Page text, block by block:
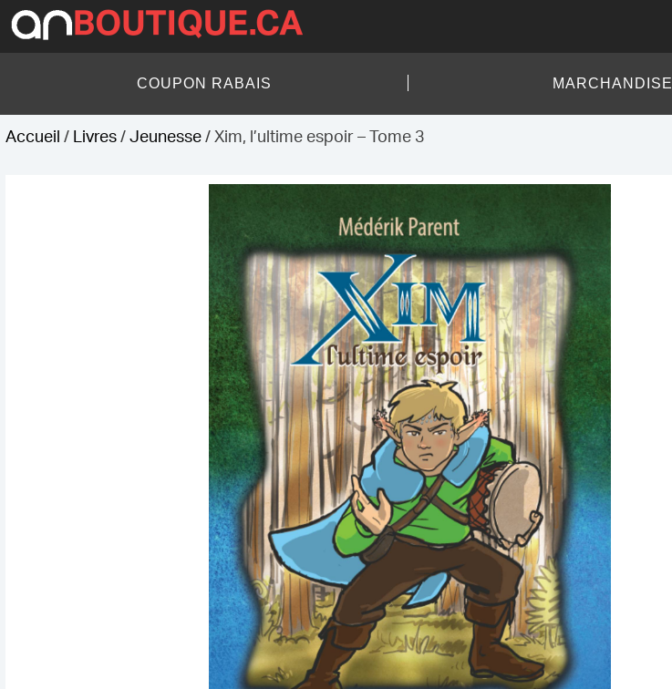
Skip
to
content
COUPON RABAIS MARCHANDISE
Accueil / Livres/Jeunesse/ Xim, l’ultime espoir – Tome 3